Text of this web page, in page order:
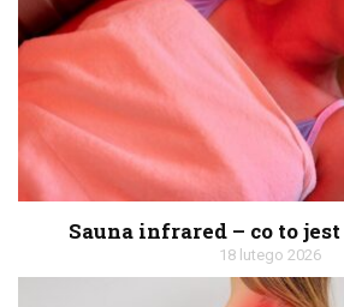
Sauna infrared – co to
18 lutego 2026